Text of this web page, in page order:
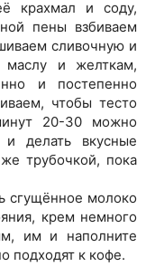
крахмал и соду,
пены взбиваем
сливочную и
маслу и желткам,
и постепенно
чтобы тесто
20-30 можно
и делать вкусные
трубочкой, пока
сгущённое молоко
крем немного
им и наполните
подходят к кофе.